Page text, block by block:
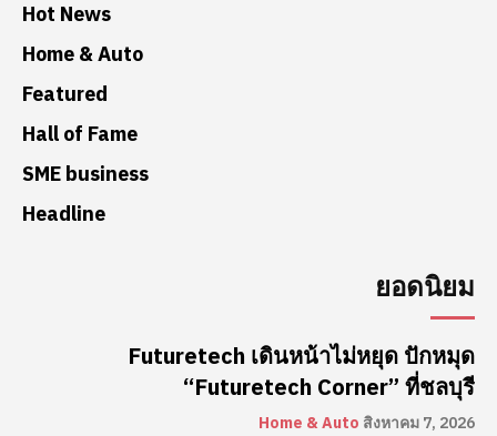
Hot News
Home & Auto
Featured
Hall of Fame
SME business
Headline
ยอดนิยม
Futuretech เดินหน้าไม่หยุด ปักหมุด
“Futuretech Corner” ที่ชลบุรี
Home & Auto สิงหาคม 7, 2026